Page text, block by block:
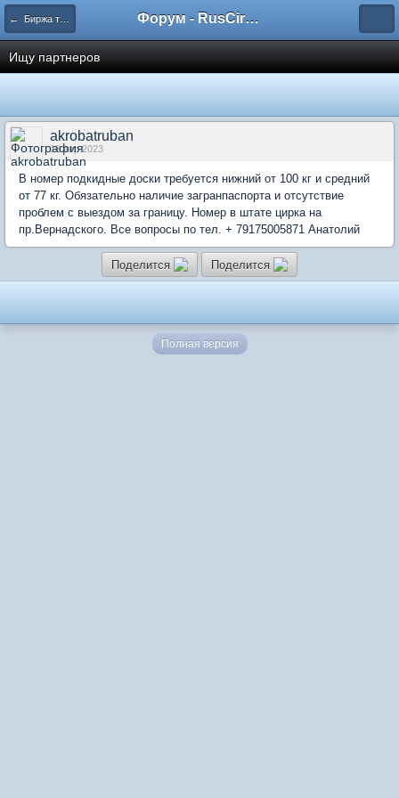
← Биржа труда Форум - RusCircus.ru
Ищу партнеров
akrobatruban
18 апр 2023
В номер подкидные доски требуется нижний от 100 кг и средний
от 77 кг. Обязательно наличие загранпаспорта и отсутствие
проблем с выездом за границу. Номер в штате цирка на
пр.Вернадского. Все вопросы по тел. + 79175005871 Анатолий
Поделится Поделится
Полная версия